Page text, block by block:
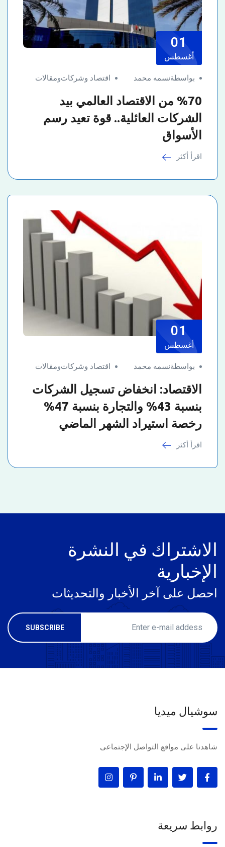
01
أغسطس
بواسطةنسمه محمد اقتصاد وشركاتومقالات
%70 من الاقتصاد العالمي بيد
الشركات العائلية.. قوة تعيد رسم
الأسواق
اقرأ أكثر
01
أغسطس
بواسطةنسمه محمد اقتصاد وشركاتومقالات
الاقتصاد: انخفاض تسجيل الشركات
بنسبة 43% والتجارة بنسبة 47%
رخصة استيراد الشهر الماضي
اقرأ أكثر
الاشتراك في النشرة
الإخبارية
احصل على آخر الأخبار والتحديثات
سوشيال ميديا
شاهدنا على مواقع التواصل الإجتماعى
روابط سريعة